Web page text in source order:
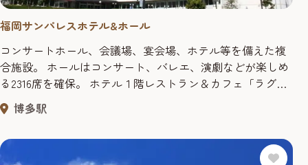
福岡サンパレスホテル&ホール
コンサートホール、会議場、宴会場、ホテル等を備えた複
合施設。 ホールはコンサート、バレエ、演劇などが楽しめ
る2316席を確保。 ホテル１階レストラン＆カフェ「ラグー
ン」、ホテル10階に博多湾を一望しながらフレンチを楽し
める展望レストラン「ラピュタ」、9階に展望和食処「銀
ンサートホールをはじめ、様々なスタイルに応じるブライ
博多駅